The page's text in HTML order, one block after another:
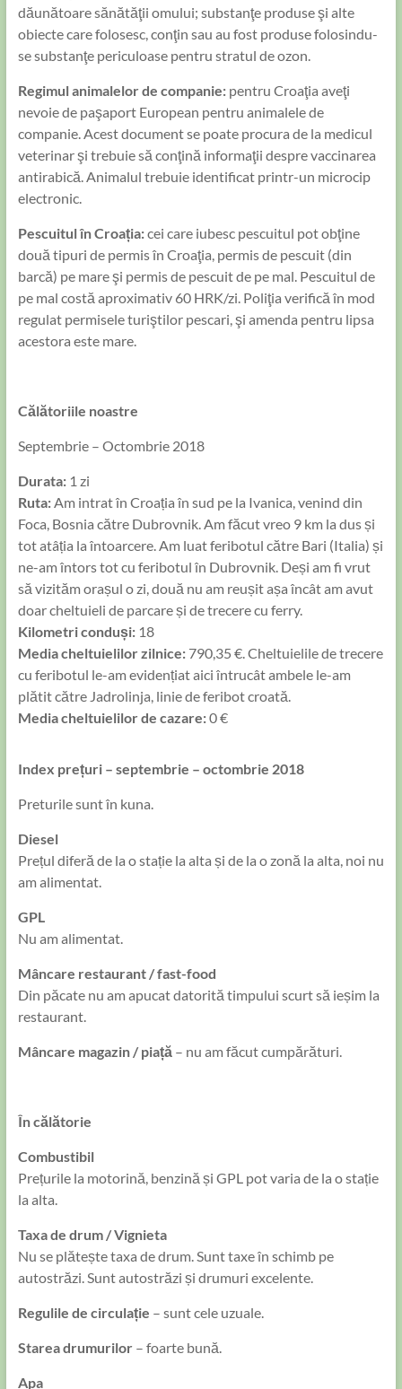
dăunătoare sănătăţii omului; substanţe produse şi alte
obiecte care folosesc, conţin sau au fost produse folosindu-
se substanţe periculoase pentru stratul de ozon.
​Regimul animalelor de companie: pentru Croaţia aveţi
nevoie de paşaport European pentru animalele de
companie. Acest document se poate procura de la medicul
veterinar şi trebuie să conţină informaţii despre vaccinarea
antirabică. Animalul trebuie identificat printr-un microcip
electronic.
Pescuitul în Croația:cei care iubesc pescuitul pot obţine
două tipuri de permis în Croaţia, permis de pescuit (din
barcă) pe mare şi permis de pescuit de pe mal. Pescuitul de
pe mal costă aproximativ 60 HRK/zi. Poliţia verifică în mod
regulat permisele turiştilor pescari, şi amenda pentru lipsa
acestora este mare.
Călătoriile noastre
Septembrie – Octombrie 2018
Durata:1 zi
Ruta:Am intrat în Croația în sud pe la Ivanica, venind din
Foca, Bosnia către Dubrovnik. Am făcut vreo 9 km la dus și
tot atâția la întoarcere. Am luat feribotul către Bari (Italia) și
ne-am întors tot cu feribotul în Dubrovnik. Deși am fi vrut
să vizităm orașul o zi, două nu am reușit așa încât am avut
doar cheltuieli de parcare și de trecere cu ferry.
Kilometri conduși: 18
Media cheltuielilor zilnice:790,35 €. Cheltuielile de trecere
cu feribotul le-am evidențiat aici întrucât ambele le-am
plătit către Jadrolinja, linie de feribot croată.
Media cheltuielilor de cazare:0 €
Index prețuri – septembrie – octombrie 2018
Preturile sunt în kuna.
Diesel
Prețul diferă de la o stație la alta și de la o zonă la alta, noi nu
am alimentat.
GPL
Nu am alimentat.
Mâncare restaurant / fast-food
Din păcate nu am apucat datorită timpului scurt să ieșim la
restaurant.
Mâncare magazin / piață– nu am făcut cumpărături.
În călătorie
Combustibil
Prețurile la motorină, benzină și GPL pot varia de la o stație
la alta.
Taxa de drum / Vignieta
Nu se plătește taxa de drum. Sunt taxe în schimb pe
autostrăzi. Sunt autostrăzi și drumuri excelente.
Regulile de circulație – sunt cele uzuale.
Starea drumurilor– foarte bună.
Apa